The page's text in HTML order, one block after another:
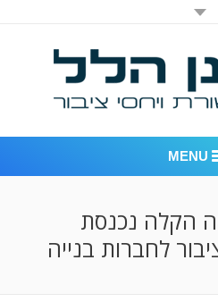
MENU
הקלה נכנסת
לחברות בנייה